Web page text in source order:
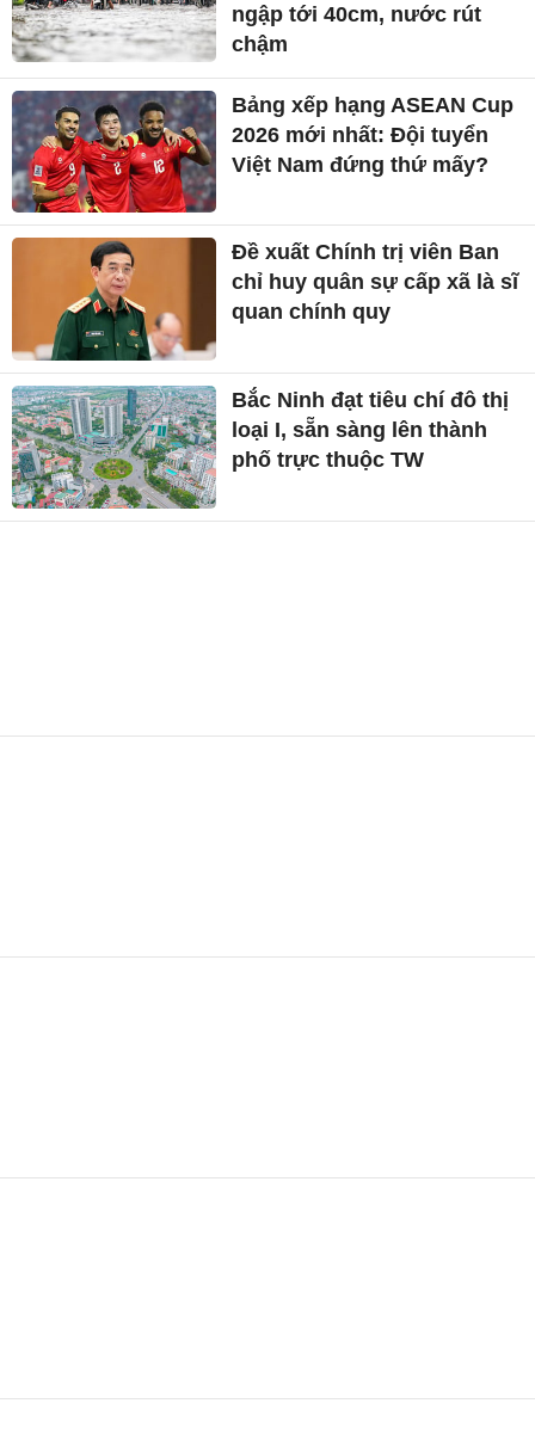
ngập tới 40cm, nước rút
chậm
Bảng xếp hạng ASEAN Cup
2026 mới nhất: Đội tuyển
Việt Nam đứng thứ mấy?
Đề xuất Chính trị viên Ban
chỉ huy quân sự cấp xã là sĩ
quan chính quy
Bắc Ninh đạt tiêu chí đô thị
loại I, sẵn sàng lên thành
phố trực thuộc TW